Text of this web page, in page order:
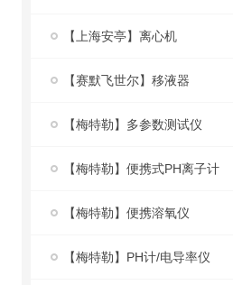
【上海安亭】离心机
【赛默飞世尔】移液器
【梅特勒】多参数测试仪
【梅特勒】便携式PH离子计
【梅特勒】便携溶氧仪
【梅特勒】PH计/电导率仪